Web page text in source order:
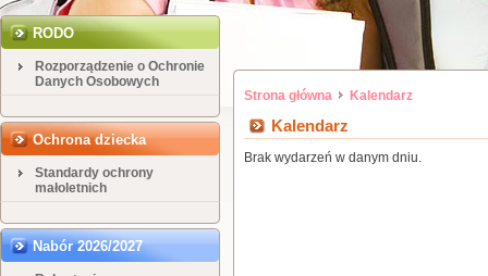
RODO
Rozporządzenie o Ochronie
Danych Osobowych
Ochrona dziecka
Standardy ochrony
małoletnich
Nabór 2026/2027
Strona główna Kalendarz
Kalendarz
Brak wydarzeń w danym dniu.